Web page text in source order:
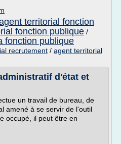
territorial fonction
fonction publique /
fonction publique
recrutement / agent territorial
d'état et
un travail de bureau, de
amené à se servir de l'outil
occupé, il peut être en